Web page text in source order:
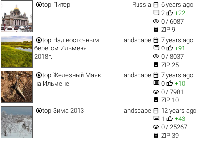
top Питер Russia  6 years ago
 2  +22
visibility 0 / 6087
 ZIP 9
top Над восточным
берегом Ильменя
2018г.
landscape  7 years ago
 0  +91
visibility 0 / 8037
 ZIP 25
top Железный Маяк
на Ильмене
landscape  7 years ago
 0  +10
visibility 0 / 7981
 ZIP 10
top Зима 2013 landscape  12 years ago
 1  +43
visibility 0 / 25267
 ZIP 39